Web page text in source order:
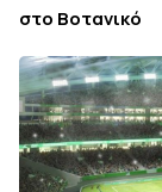
στο Βοτανικό